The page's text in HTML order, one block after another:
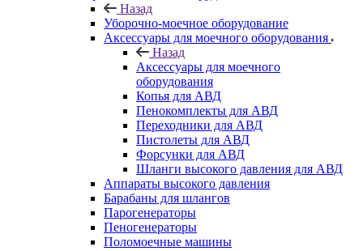
Назад
Уборочно-моечное оборудование
Аксессуары для моечного оборудования
Назад
Аксессуары для моечного
оборудования
Копья для АВД
Пенокомплекты для АВД
Переходники для АВД
Пистолеты для АВД
Форсунки для АВД
Шланги высокого давления для АВД
Аппараты высокого давления
Барабаны для шлангов
Парогенераторы
Пеногенераторы
Поломоечные машины